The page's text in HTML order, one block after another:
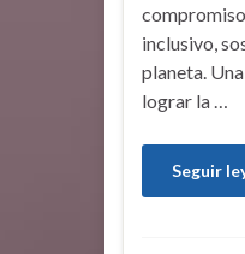
inclusivo,
planeta.
lograr la …
Seguir